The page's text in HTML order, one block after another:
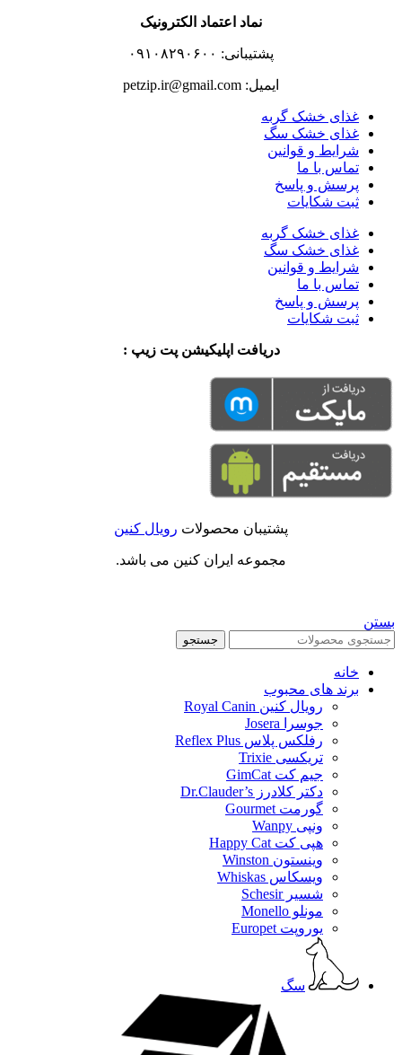
نماد اعتماد الکترونیک
پشتیبانی: ۰۹۱۰۸۲۹۰۶۰۰
ایمیل: petzip.ir@gmail.com
غذای خشک گربه
غذای خشک سگ
شرایط و قوانین
تماس با ما
پرسش و پاسخ
ثبت شکایات
غذای خشک گربه
غذای خشک سگ
شرایط و قوانین
تماس با ما
پرسش و پاسخ
ثبت شکایات
دریافت اپلیکیشن پت زیپ :
پشتیبان محصولات رویال کنین
مجموعه ایران کنین می باشد.
بستن
جستجو
خانه
برند های محبوب
رویال کنین Royal Canin
جوسرا Josera
رفلکس پلاس Reflex Plus
تریکسی Trixie
جیم کت GimCat
دکتر کلادرز Dr.Clauder’s
گورمت Gourmet
ونپی Wanpy
هپی کت Happy Cat
وینستون Winston
ویسکاس Whiskas
شسیر Schesir
مونلو Monello
یوروپت Europet
سگ